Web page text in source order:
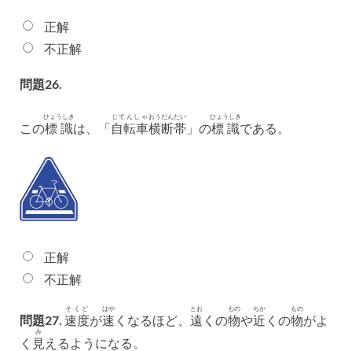
正解
不正解
問題26.
この標識
ひょうしき
は、「自転車
じてんしゃ
横断
おうだん
帯
たい
」の標識
ひょうしき
である。
正解
不正解
問題27. 速度
そくど
が速
はや
くなるほど、 遠
とお
くの物
もの
や近
ちか
くの物
もの
がよ
く 見
み
えるようになる。